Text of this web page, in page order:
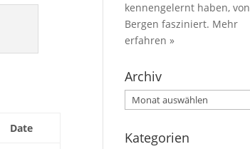
Date
kennengelernt haben, von
Bergen fasziniert. Mehr
erfahren »
Archiv
Archiv
Kategorien